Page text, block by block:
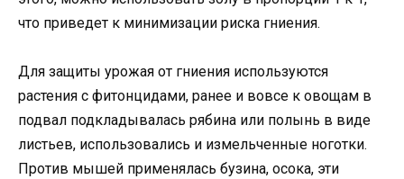
что приведет к минимизации риска гниения.
Для защиты урожая от гниения используются
растения с фитонцидами, ранее и вовсе к овощам в
подвал подкладывалась рябина или полынь в виде
листьев, использовались и измельченные ноготки.
Против мышей применялась бузина, осока, эти